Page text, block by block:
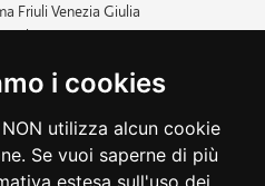
i cookies
utilizza alcun cookie
Se vuoi saperne di più
estesa sull'uso dei
Friuli Venezia Giulia
p.iva 00526040324
3771111
trasparente
accessibilità
dichiarazione di